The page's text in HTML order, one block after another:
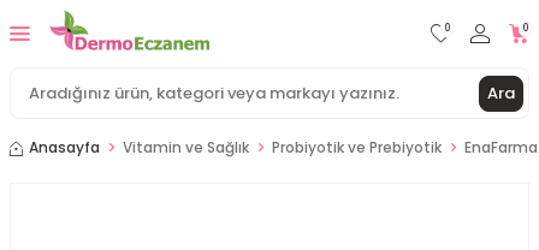
Ara
0 0
Anasayfa Vitamin ve Sağlık Probiyotik ve Prebiyotik